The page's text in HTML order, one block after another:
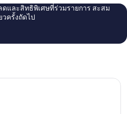
ดและสิทธิพิเศษที่ร่วมรายการ สะสม
วครั้งถัดไป